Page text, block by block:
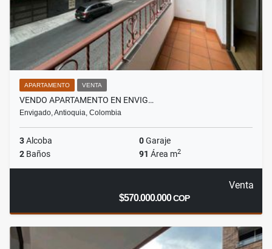
APARTAMENTO VENTA
VENDO APARTAMENTO EN ENVIG…
Envigado, Antioquia, Colombia
3Alcoba 0Garaje
2 Baños 91 Área m2
Venta
$570.000.000COP